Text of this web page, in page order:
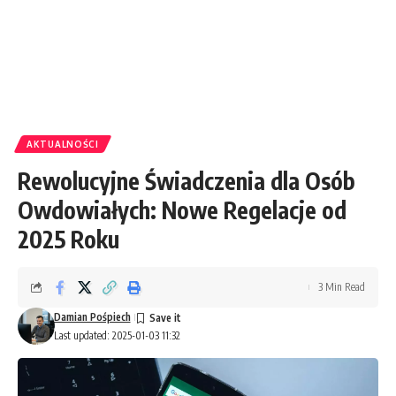
AKTUALNOŚCI
Rewolucyjne Świadczenia dla Osób
Owdowiałych: Nowe Regelacje od
2025 Roku
Last updated: 2025-01-03 11:32
Damian Pośpiech
3 Min Read